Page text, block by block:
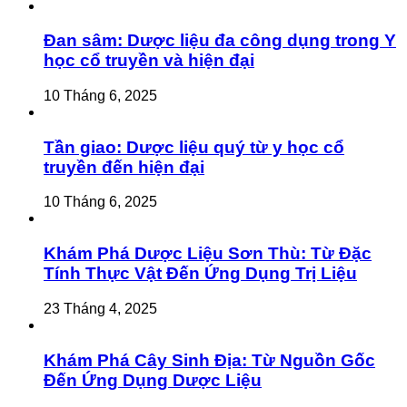
Đan sâm: Dược liệu đa công dụng trong Y
học cổ truyền và hiện đại
10 Tháng 6, 2025
Tần giao: Dược liệu quý từ y học cổ
truyền đến hiện đại
10 Tháng 6, 2025
Khám Phá Dược Liệu Sơn Thù: Từ Đặc
Tính Thực Vật Đến Ứng Dụng Trị Liệu
23 Tháng 4, 2025
Khám Phá Cây Sinh Địa: Từ Nguồn Gốc
Đến Ứng Dụng Dược Liệu